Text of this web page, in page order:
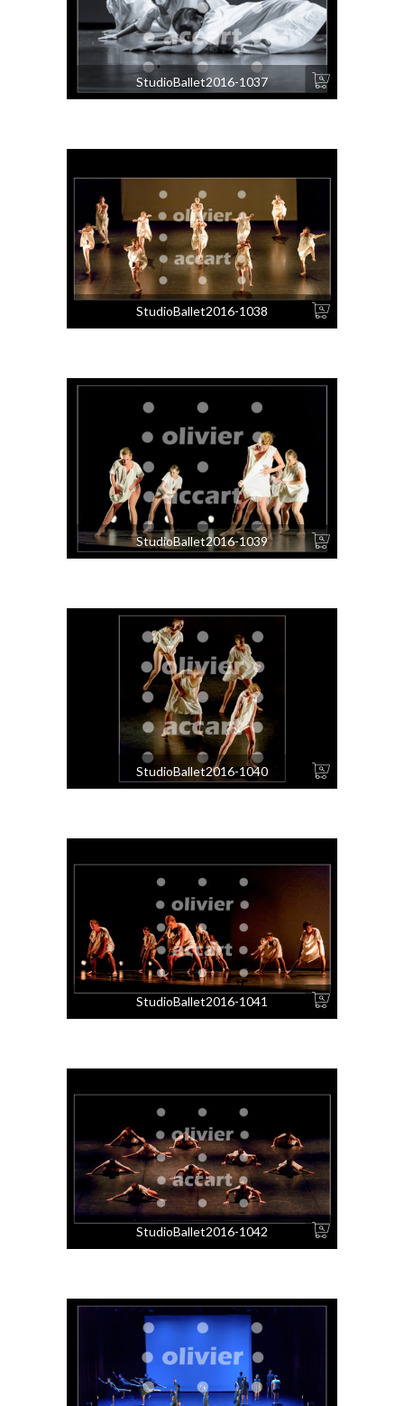
StudioBallet2016-1037
StudioBallet2016-1038
StudioBallet2016-1039
StudioBallet2016-1040
StudioBallet2016-1041
StudioBallet2016-1042